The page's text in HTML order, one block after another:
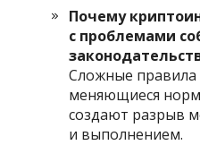
Почему
с проблемами
Сложные правила
меняющиеся
создают разрыв
и выполнением.